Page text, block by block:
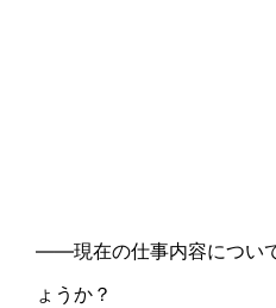
――現在の仕事内容につい
ょうか？